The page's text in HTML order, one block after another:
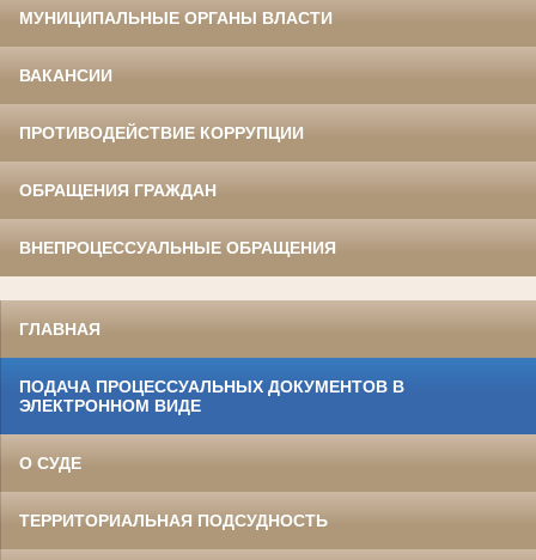
МУНИЦИПАЛЬНЫЕ ОРГАНЫ ВЛАСТИ
ВАКАНСИИ
ПРОТИВОДЕЙСТВИЕ КОРРУПЦИИ
ОБРАЩЕНИЯ ГРАЖДАН
ВНЕПРОЦЕССУАЛЬНЫЕ ОБРАЩЕНИЯ
ГЛАВНАЯ
ПОДАЧА ПРОЦЕССУАЛЬНЫХ ДОКУМЕНТОВ В
ЭЛЕКТРОННОМ ВИДЕ
О СУДЕ
ТЕРРИТОРИАЛЬНАЯ ПОДСУДНОСТЬ